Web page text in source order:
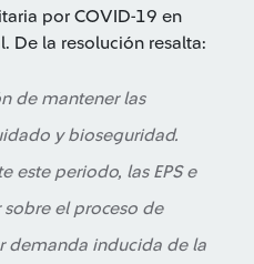
por COVID-19 en
De la resolución resalta:
de mantener las
y bioseguridad.
este periodo, las EPS e
el proceso de
demanda inducida de la